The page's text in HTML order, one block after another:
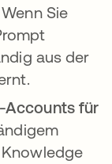
Sie
aus der
Accounts für